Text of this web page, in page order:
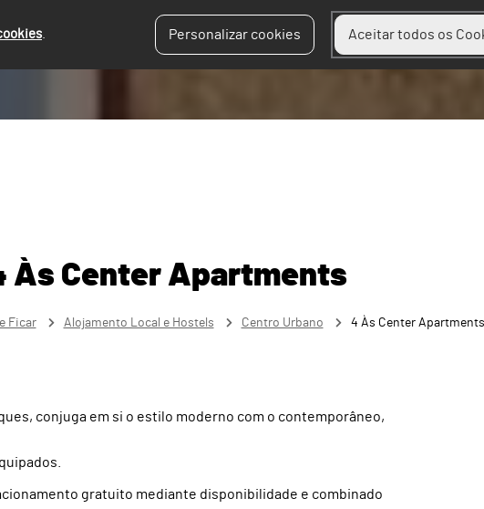
. Personalizar cookies Aceitar todos os
Planear
Às Center Apartments
Ficar Alojamento Local e Hostels Centro Urbano 4 Às Center Apartments
conjuga em si o estilo moderno com o contemporâneo,
gratuito mediante disponibilidade e combinado